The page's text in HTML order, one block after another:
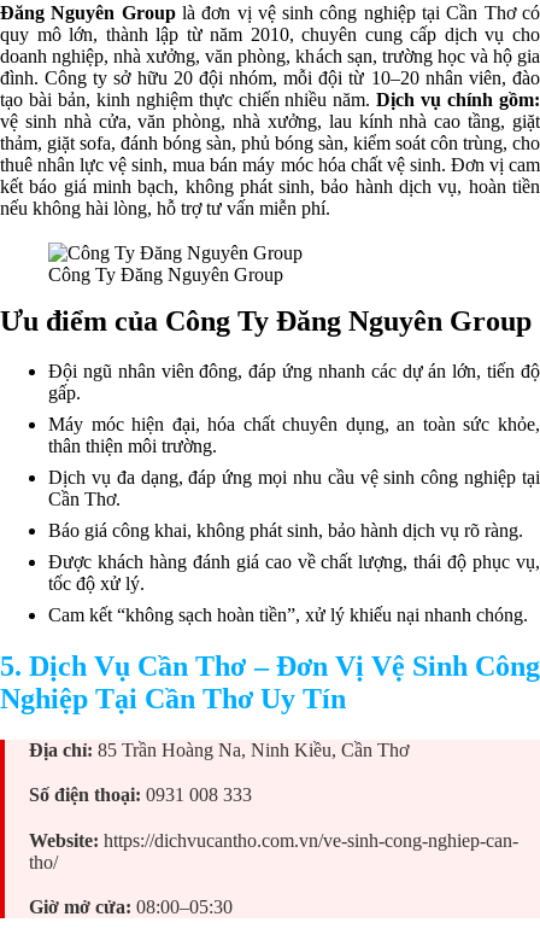
Đăng Nguyên Grouplà đơn vị vệ sinh công nghiệp tại Cần Thơ có
quy mô lớn, thành lập từ năm 2010, chuyên cung cấp dịch vụ cho
doanh nghiệp, nhà xưởng, văn phòng, khách sạn, trường học và hộ gia
đình. Công ty sở hữu 20 đội nhóm, mỗi đội từ 10–20 nhân viên, đào
tạo bài bản, kinh nghiệm thực chiến nhiều năm.Dịch vụ chính gồm:
vệ sinh nhà cửa, văn phòng, nhà xưởng, lau kính nhà cao tầng, giặt
thảm, giặt sofa, đánh bóng sàn, phủ bóng sàn, kiểm soát côn trùng, cho
thuê nhân lực vệ sinh, mua bán máy móc hóa chất vệ sinh. Đơn vị cam
kết báo giá minh bạch, không phát sinh, bảo hành dịch vụ, hoàn tiền
nếu không hài lòng, hỗ trợ tư vấn miễn phí.
Công Ty Đăng Nguyên Group
Ưu điểm của Công Ty Đăng Nguyên Group
Đội ngũ nhân viên đông, đáp ứng nhanh các dự án lớn, tiến độ
gấp.
Máy móc hiện đại, hóa chất chuyên dụng, an toàn sức khỏe,
thân thiện môi trường.
Dịch vụ đa dạng, đáp ứng mọi nhu cầu vệ sinh công nghiệp tại
Cần Thơ.
Báo giá công khai, không phát sinh, bảo hành dịch vụ rõ ràng.
Được khách hàng đánh giá cao về chất lượng, thái độ phục vụ,
tốc độ xử lý.
Cam kết “không sạch hoàn tiền”, xử lý khiếu nại nhanh chóng.
5. Dịch Vụ Cần Thơ – Đơn Vị Vệ Sinh Công
Nghiệp Tại Cần Thơ Uy Tín
Địa chỉ: 85 Trần Hoàng Na, Ninh Kiều, Cần Thơ
Số điện thoại: 0931 008 333
Website: https://dichvucantho.com.vn/ve-sinh-cong-nghiep-can-
tho/
Giờ mở cửa: 08:00–05:30